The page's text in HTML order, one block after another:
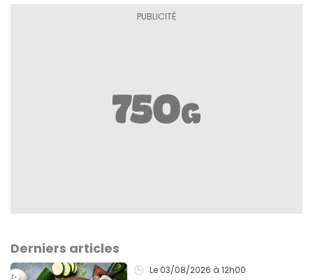
Derniers articles
Le 03/08/2026 à 12h00